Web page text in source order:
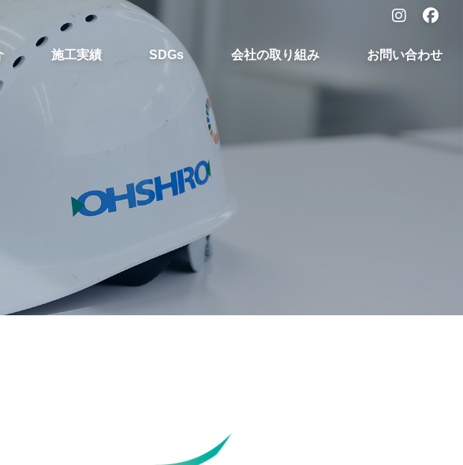
施工実績 SDGs 会社の取り組み お問い合わせ